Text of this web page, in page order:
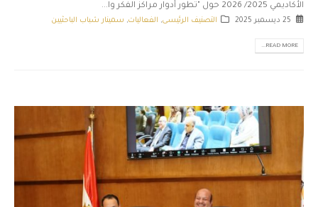
الأكاديمي 2025/ 2026 حول "تطور أدوار مراكز الفكر وا...
25 ديسمبر 2025 التصنيف الرئيسى, الفعاليات, سمينار شباب الباحثيين
READ MORE...